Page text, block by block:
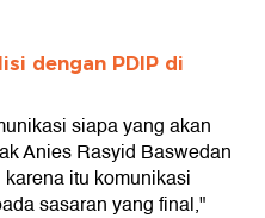
dengan PDIP di
siapa yang akan
Anies Rasyid Baswedan
itu komunikasi
sasaran yang final,"